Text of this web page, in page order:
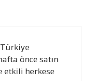
önce satın
etkili herkese